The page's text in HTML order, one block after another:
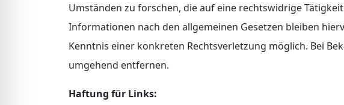
Umständen zu forschen, die auf eine rechtswidrige
Informationen nach den allgemeinen Gesetzen bleiben
Kenntnis einer konkreten Rechtsverletzung möglich. Bei
umgehend entfernen.
Haftung für Links: